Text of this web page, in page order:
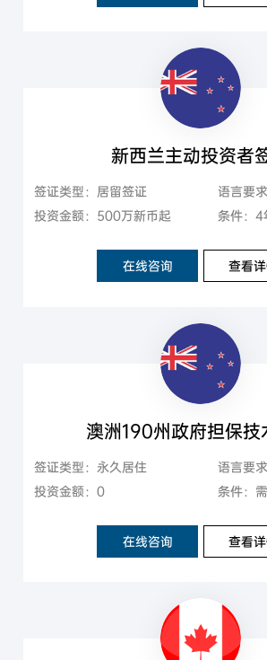
新西兰主动投资者
签证类型：居留签证
投资金额：500万新币起
在线咨询 查看
澳洲190州政府担保技
签证类型：永久居住
投资金额：0
在线咨询 查看